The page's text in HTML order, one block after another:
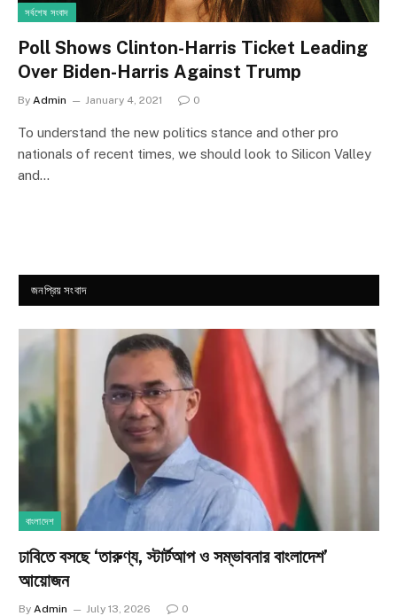
সর্বশেষ সংবাদ
Poll Shows Clinton-Harris Ticket Leading
Over Biden-Harris Against Trump
By Admin January 4, 2021 0
To understand the new politics stance and other pro
nationals of recent times, we should look to Silicon Valley
and…
জনপ্রিয় সংবাদ
বাংলাদেশ
ঢাবিতে বসছে ‘তারুণ্য, স্টার্টআপ ও সম্ভাবনার বাংলাদেশ’
আয়োজন
By Admin July 13, 2026 0